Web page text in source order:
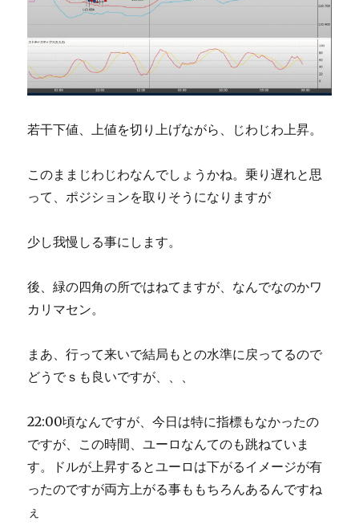
若干下値、上値を切り上げながら、じわじわ上昇。
このままじわじわなんでしょうかね。乗り遅れと思
って、ポジションを取りそうになりますが
少し我慢しる事にします。
後、緑の四角の所ではねてますが、なんでなのかワ
カリマセン。
まあ、行って来いで結局もとの水準に戻ってるので
どうでｓも良いですが、、、
22:00頃なんですが、今日は特に指標もなかったの
ですが、この時間、ユーロなんてのも跳ねていま
す。ドルが上昇するとユーロは下がるイメージが有
ったのですが両方上がる事ももちろんあるんですね
ぇ